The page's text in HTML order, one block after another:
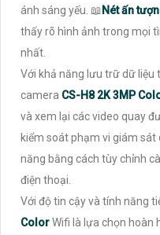
ánh sáng yếu. 📖 Nét ấn
thấy rõ hình ảnh trong mọi
nhất.
Với khả năng lưu trữ dữ liệu
camera CS-H8 2K 3MP
và xem lại các video quay
kiểm soát phạm vi giám
năng bằng cách tùy chỉnh
điện thoại.
Với độ tin cậy và tính năng
ColorWifi là lựa chọn hoàn